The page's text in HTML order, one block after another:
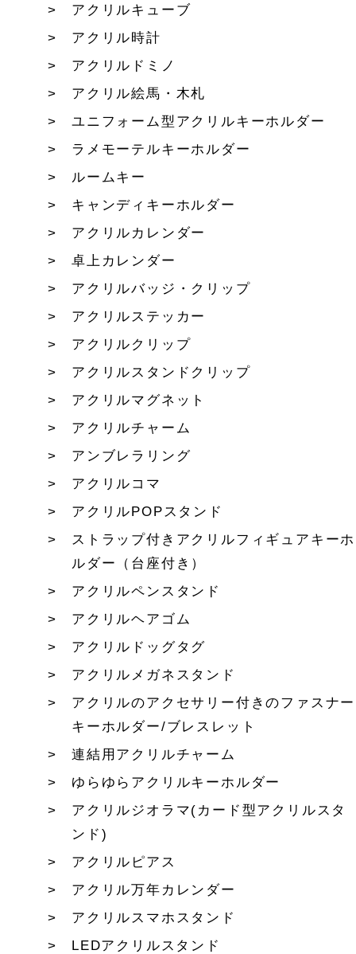
アクリルキューブ
アクリル時計
アクリルドミノ
アクリル絵馬・木札
ユニフォーム型アクリルキーホルダー
ラメモーテルキーホルダー
ルームキー
キャンディキーホルダー
アクリルカレンダー
卓上カレンダー
アクリルバッジ・クリップ
アクリルステッカー
アクリルクリップ
アクリルスタンドクリップ
アクリルマグネット
アクリルチャーム
アンブレラリング
アクリルコマ
アクリルPOPスタンド
ストラップ付きアクリルフィギュアキーホ
ルダー（台座付き）
アクリルペンスタンド
アクリルヘアゴム
アクリルドッグタグ
アクリルメガネスタンド
アクリルのアクセサリー付きのファスナー
キーホルダー/ブレスレット
連結用アクリルチャーム
ゆらゆらアクリルキーホルダー
アクリルジオラマ(カード型アクリルスタ
ンド)
アクリルピアス
アクリル万年カレンダー
アクリルスマホスタンド
LEDアクリルスタンド